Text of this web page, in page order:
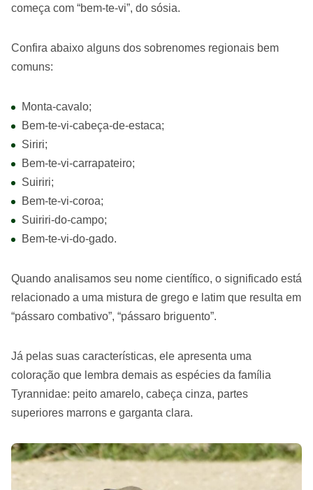
começa com “bem-te-vi”, do sósia.
Confira abaixo alguns dos sobrenomes regionais bem
comuns:
Monta-cavalo;
Bem-te-vi-cabeça-de-estaca;
Siriri;
Bem-te-vi-carrapateiro;
Suiriri;
Bem-te-vi-coroa;
Suiriri-do-campo;
Bem-te-vi-do-gado.
Quando analisamos seu nome científico, o significado está
relacionado a uma mistura de grego e latim que resulta em
“pássaro combativo”, “pássaro briguento”.
Já pelas suas características, ele apresenta uma
coloração que lembra demais as espécies da família
Tyrannidae: peito amarelo, cabeça cinza, partes
superiores marrons e garganta clara.